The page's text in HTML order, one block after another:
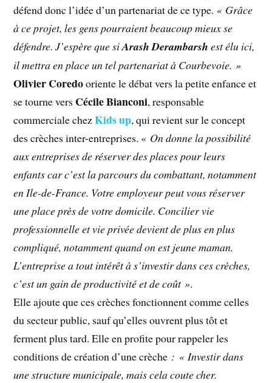
défend donc l’idée d’un partenariat de ce type. « Grâce
à ce projet, les gens pourraient beaucoup mieux se
défendre. J’espère que siArash Derambarsh est élu ici,
il mettra en place un tel partenariat à Courbevoie. »
Olivier Coredooriente le débat vers la petite enfance et
se tourne vers Cécile Bianconi, responsable
commerciale chezKids up, qui revient sur le concept
des crèches inter-entreprises. « On donne la possibilité
aux entreprises de réserver des places pour leurs
enfants car c’est la parcours du combattant, notamment
en Ile-de-France. Votre employeur peut vous réserver
une place près de votre domicile. Concilier vie
professionnelle et vie privée devient de plus en plus
compliqué, notamment quand on est jeune maman.
L’entreprise a tout intérêt à s’investir dans ces crèches,
c’est un gain de productivité et de coût ».
Elle ajoute que ces crèches fonctionnent comme celles
du secteur public, sauf qu’elles ouvrent plus tôt et
ferment plus tard. Elle en profite pour rappeler les
conditions de création d’une crèche : « Investir dans
une structure municipale, mais cela coute cher.